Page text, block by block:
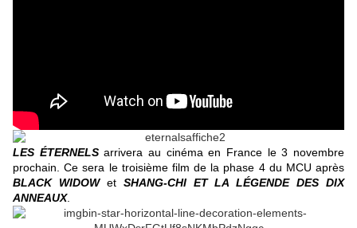
LES ÉTERNELSarrivera au cinéma en France le 3 novembre
prochain. Ce sera le troisième film de la phase 4 du MCU après
BLACK WIDOWet SHANG-CHI ET LA LÉGENDE DES DIX
ANNEAUX.